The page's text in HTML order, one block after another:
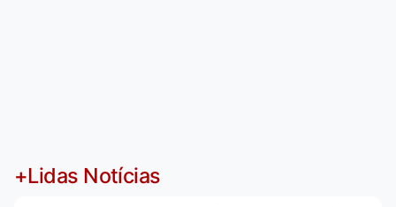
+Lidas Notícias